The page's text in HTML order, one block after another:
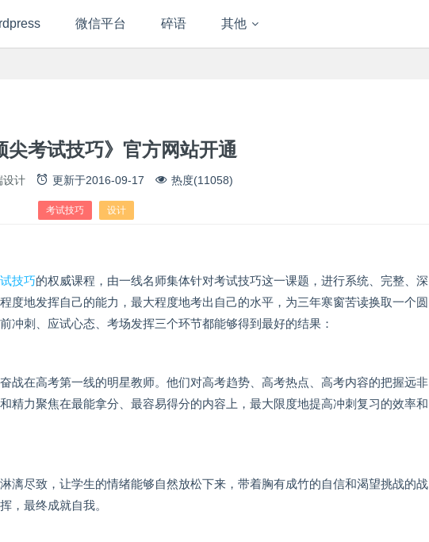
微信平台 碎语 其他
尖考试技巧》官方网站开通
设计 更新于2016-09-17 热度(11058)
考试技巧 设计
技巧的权威课程，由一线名师集体针对考试技巧这一课题，进行系统、完整、深
度地发挥自己的能力，最大程度地考出自己的水平，为三年寒窗苦读换取一个圆
冲刺、应试心态、考场发挥三个环节都能够得到最好的结果：
战在高考第一线的明星教师。他们对高考趋势、高考热点、高考内容的把握远非
精力聚焦在最能拿分、最容易得分的内容上，最大限度地提高冲刺复习的效率和
漓尽致，让学生的情绪能够自然放松下来，带着胸有成竹的自信和渴望挑战的战
，最终成就自我。